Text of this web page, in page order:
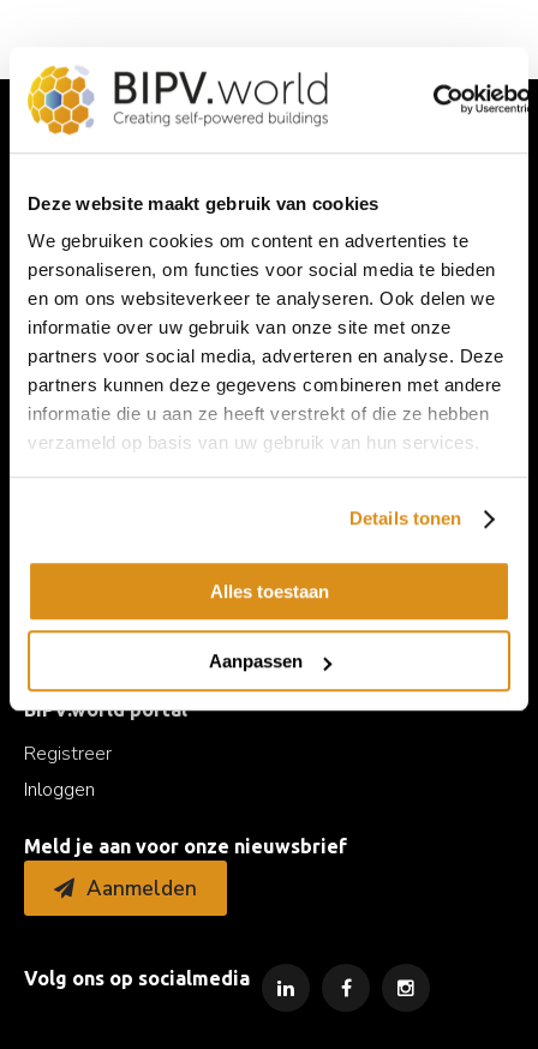
Deze website maakt gebruik van cookies
We gebruiken cookies om content en advertenties te
personaliseren, om functies voor social media te bieden
en om ons websiteverkeer te analyseren. Ook delen we
informatie over uw gebruik van onze site met onze
partners voor social media, adverteren en analyse. Deze
partners kunnen deze gegevens combineren met andere
informatie die u aan ze heeft verstrekt of die ze hebben
verzameld op basis van uw gebruik van hun services.
Details tonen
Alles toestaan
Aanpassen
NeemContactmet ons op
Informatie
Producten
Wordt een BIPV.world partner
Over BIPV.world
Producten
Gevelmaterialen
Diensten
BIPV.world portal
Registreer
Inloggen
Meld je aan voor onze nieuwsbrief
Aanmelden
Volg ons op socialmedia